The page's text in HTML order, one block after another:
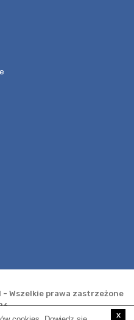
Wszelkie prawa zastrzeżone
x